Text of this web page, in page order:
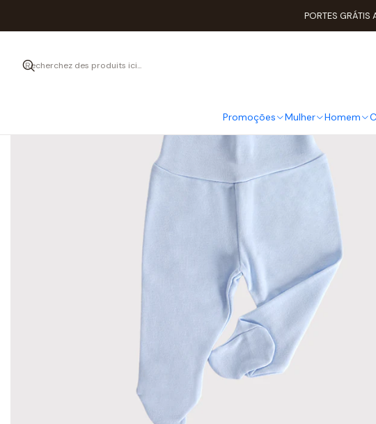
Promoções Mulher Homem
PORTES